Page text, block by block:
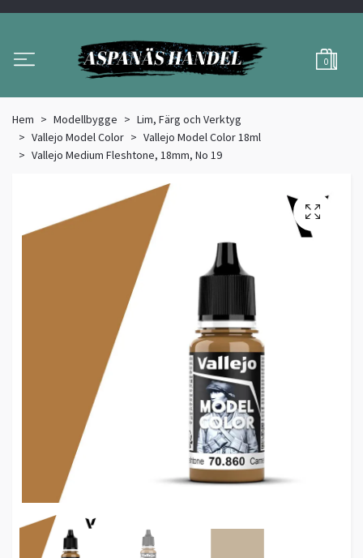
0
Hem Modellbygge
Lim, Färg och Verktyg
Vallejo Model Color
Vallejo Model Color 18ml
Vallejo Medium Fleshtone, 18mm, No 19